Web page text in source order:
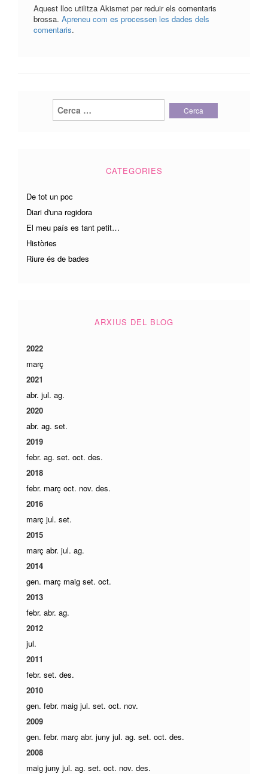
Aquest lloc utilitza Akismet per reduir els comentaris
brossa. Apreneu com es processen les dades dels
comentaris.
Cerca:
CATEGORIES
De tot un poc
Diari d'una regidora
El meu país es tant petit…
Històries
Riure és de bades
ARXIUS DEL BLOG
2022
març
2021
abr. jul. ag.
2020
abr. ag. set.
2019
febr. ag. set. oct. des.
2018
febr. març oct. nov. des.
2016
març jul. set.
2015
març abr. jul. ag.
2014
gen. març maig set. oct.
2013
febr. abr. ag.
2012
jul.
2011
febr. set. des.
2010
gen. febr. maig jul. set. oct. nov.
2009
gen. febr. març abr. juny jul. ag. set. oct. des.
2008
maig juny jul. ag. set. oct. nov. des.